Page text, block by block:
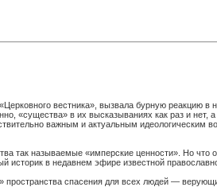
вестника», вызвала бурную
«существа» в их высказываниях как раз и нет,
важным и актуальным идеологическим
так называемые «имперские ценности». Но
в недавнем эфире известной
спасения для всех людей —